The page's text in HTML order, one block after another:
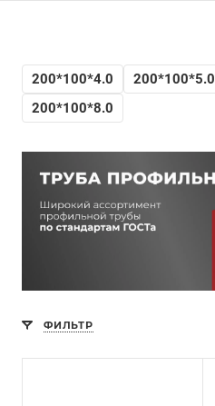
200*100*4.0 200*100*5.0
200*100*8.0
ФИЛЬТР